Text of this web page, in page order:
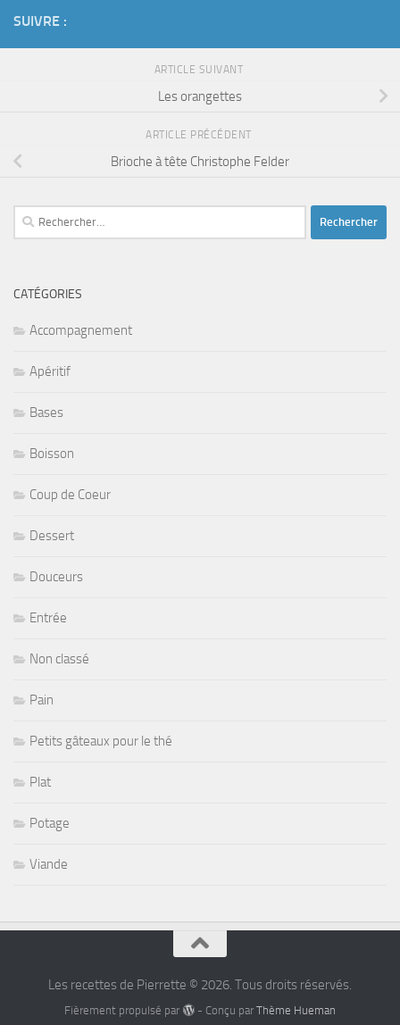
SUIVRE :
ARTICLE SUIVANT
Les orangettes
ARTICLE PRÉCÉDENT
Brioche à tête Christophe Felder
Rechercher :
CATÉGORIES
Accompagnement
Apéritif
Bases
Boisson
Coup de Coeur
Dessert
Douceurs
Entrée
Non classé
Pain
Petits gâteaux pour le thé
Plat
Potage
Viande
Les recettes de Pierrette © 2026. Tous droits réservés.
Fièrement propulsé par - Conçu par Thème Hueman